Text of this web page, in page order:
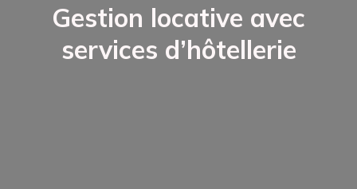
Gestion locative avec
services d’hôtellerie